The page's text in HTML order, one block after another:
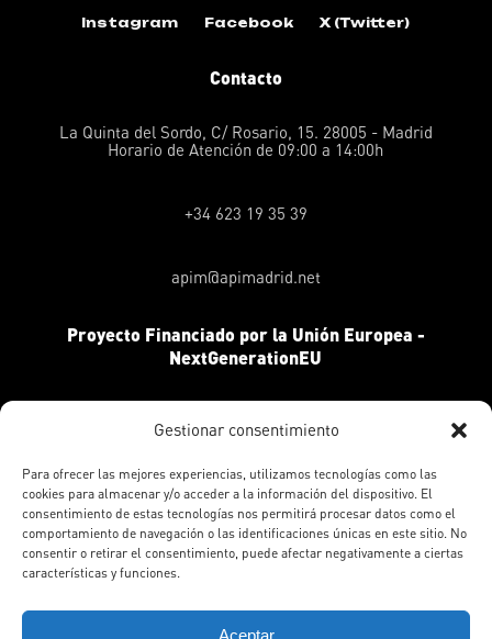
Gestionar consentimiento
Para ofrecer las mejores experiencias, utilizamos tecnologías como las
cookies para almacenar y/o acceder a la información del dispositivo. El
consentimiento de estas tecnologías nos permitirá procesar datos como el
comportamiento de navegación o las identificaciones únicas en este sitio. No
consentir o retirar el consentimiento, puede afectar negativamente a ciertas
características y funciones.
Aceptar
Instagram Facebook X (Twitter)
Contacto
La Quinta del Sordo, C/ Rosario, 15. 28005 - Madrid
Horario de Atención de 09:00 a 14:00h
+34 623 19 35 39
apim@apimadrid.net
Proyecto Financiado por la Unión Europea -
NextGenerationEU